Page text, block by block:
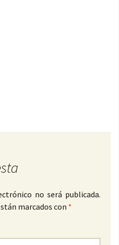
no será publicada.
marcados con *